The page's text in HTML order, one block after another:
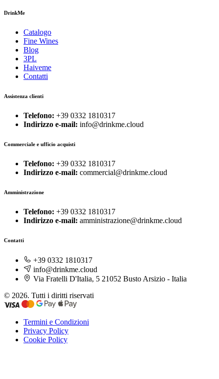
DrinkMe
Catalogo
Fine Wines
Blog
3PL
Haiveme
Contatti
Assistenza clienti
Telefono: +39 0332 1810317
Indirizzo e-mail: info@drinkme.cloud
Commerciale e ufficio acquisti
Telefono: +39 0332 1810317
Indirizzo e-mail: commercial@drinkme.cloud
Amministrazione
Telefono: +39 0332 1810317
Indirizzo e-mail: amministrazione@drinkme.cloud
Contatti
+39 0332 1810317
info@drinkme.cloud
Via Fratelli D'Italia, 5 21052 Busto Arsizio - Italia
© 2026. Tutti i diritti riservati
Termini e Condizioni
Privacy Policy
Cookie Policy